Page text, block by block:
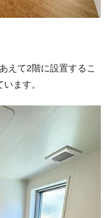
えて2階に設置するこ
ます。